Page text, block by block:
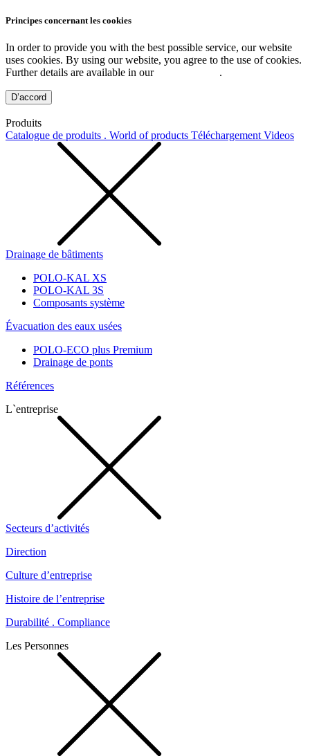
Principes concernant les cookies
In order to provide you with the best possible service, our website
uses cookies. By using our website, you agree to the use of cookies.
Further details are available in our
.
D’accord
Produits
Catalogue de produits . World of products Téléchargement Videos
Drainage de bâtiments
POLO-KAL XS
POLO-KAL 3S
Composants système
Évacuation des eaux usées
POLO-ECO plus Premium
Drainage de ponts
Références
L`entreprise
Secteurs d’activités
Direction
Culture d’entreprise
Histoire de l’entreprise
Durabilité . Compliance
Les Personnes